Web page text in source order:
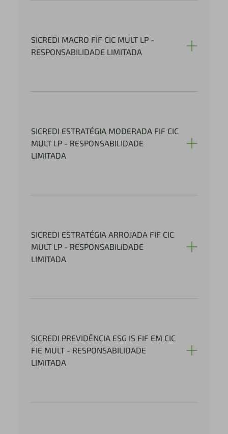
SICREDI MACRO FIF CIC MULT LP -
RESPONSABILIDADE LIMITADA
SICREDI ESTRATÉGIA MODERADA FIF CIC
MULT LP - RESPONSABILIDADE
LIMITADA
SICREDI ESTRATÉGIA ARROJADA FIF CIC
MULT LP - RESPONSABILIDADE
LIMITADA
SICREDI PREVIDÊNCIA ESG IS FIF EM CIC
FIE MULT - RESPONSABILIDADE
LIMITADA